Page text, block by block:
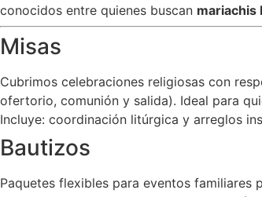
conocidos entre quienes buscan mariachis
Misas
Cubrimos celebraciones religiosas con
ofertorio, comunión y salida). Ideal para
Incluye: coordinación litúrgica y arreglos
Bautizos
Paquetes flexibles para eventos